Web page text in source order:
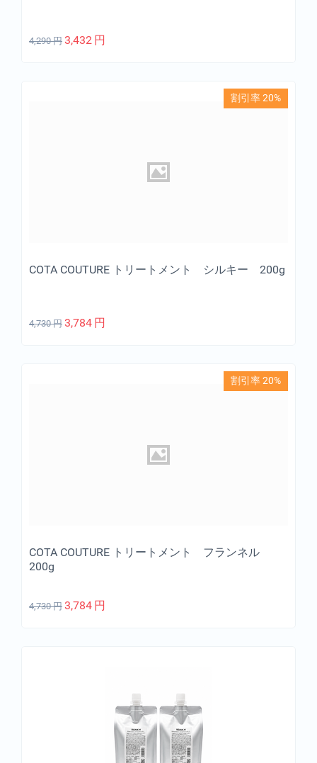
4,290 円 3,432 円
割引率 20%
COTA COUTURE トリートメント シルキー 200g
4,730 円 3,784 円
割引率 20%
COTA COUTURE トリートメント フランネル
200g
4,730 円 3,784 円